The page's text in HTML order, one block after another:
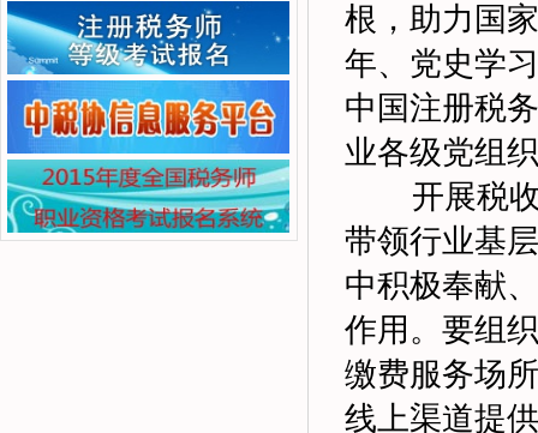
根，助力国
年、党史学
中国注册税
业各级党组
开展税收
带领行业基
中积极奉献
作用。要组
缴费服务场
线上渠道提